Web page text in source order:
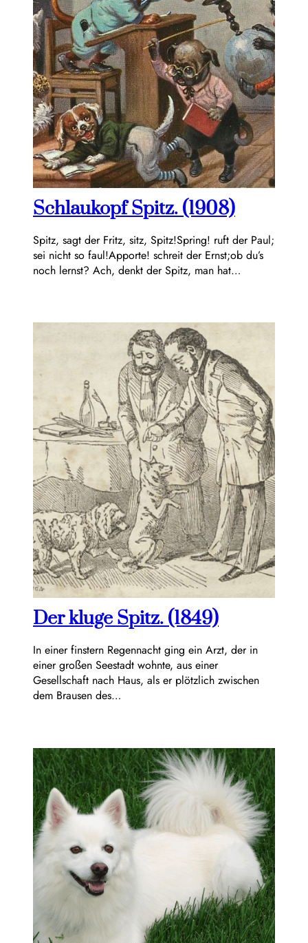
Schlaukopf Spitz. (1908)
Spitz, sagt der Fritz, sitz, Spitz!Spring! ruft der Paul;
sei nicht so faul!Apporte! schreit der Ernst;ob du’s
noch lernst? Ach, denkt der Spitz, man hat…
Der kluge Spitz. (1849)
In einer finstern Regennacht ging ein Arzt, der in
einer großen Seestadt wohnte, aus einer
Gesellschaft nach Haus, als er plötzlich zwischen
dem Brausen des…